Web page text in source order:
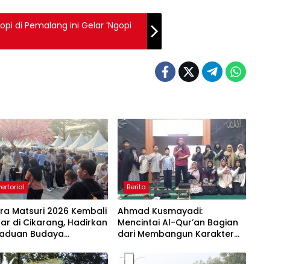
di Pemalang ini Gelar ‘Ngopi
Matsuri 2026 Kembali
di Cikarang, Hadirkan
Budaya
Berita
Ahmad Kusmayadi:
Mencintai Al-Qur’an Bagian
dari Membangun Karakter